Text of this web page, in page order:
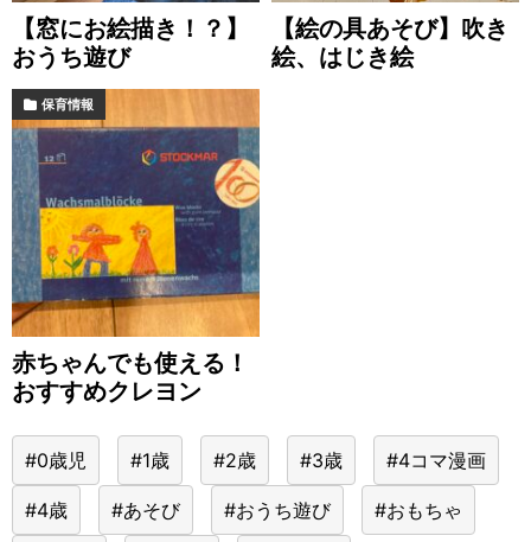
【窓にお絵描き！？】
おうち遊び
【絵の具あそび】吹き
絵、はじき絵
保育情報
赤ちゃんでも使える！
おすすめクレヨン
#0歳児 #1歳 #2歳 #3歳 #4コマ漫画
#4歳 #あそび #おうち遊び #おもちゃ